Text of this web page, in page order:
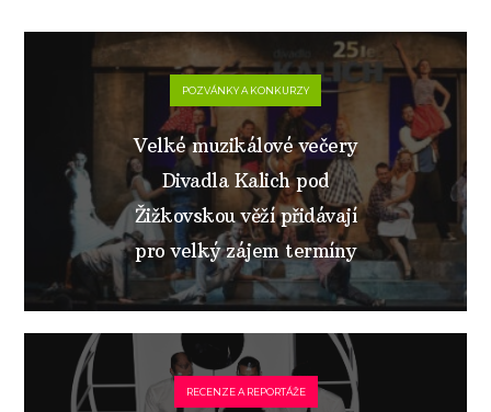
POZVÁNKY A KONKURZY
Velké muzikálové večery
Divadla Kalich pod
Žižkovskou věží přidávají
pro velký zájem termíny
RECENZE A REPORTÁŽE